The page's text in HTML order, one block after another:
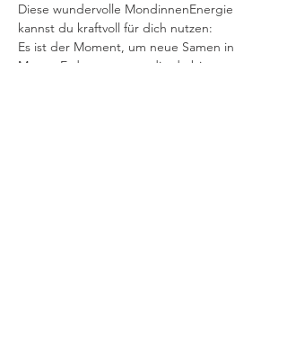
Diese wundervolle MondinnenEnergie
kannst du kraftvoll für dich nutzen:
Es ist der Moment, um neue Samen in
Mutter Erde zu setzen, die du bis zur